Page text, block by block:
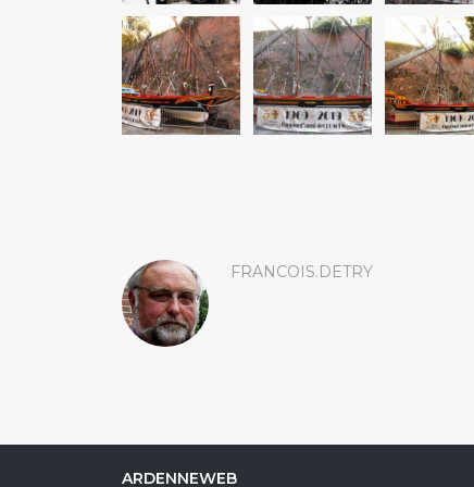
FRANCOIS.DETRY
ARDENNEWEB